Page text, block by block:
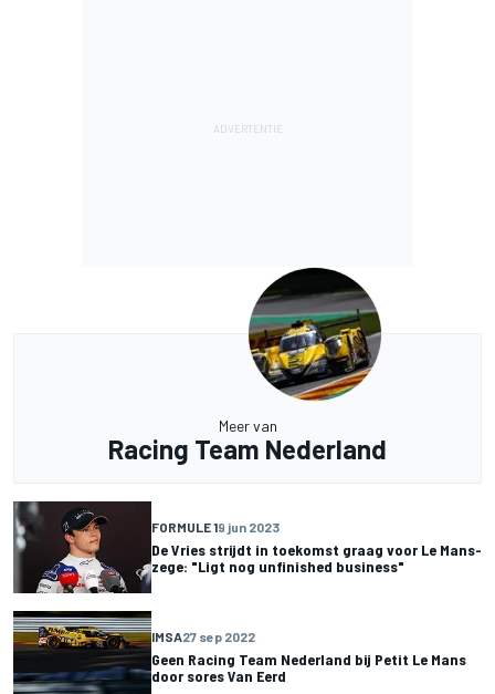
Meer van
Racing Team Nederland
FORMULE 19 jun 2023
De Vries strijdt in toekomst graag voor Le Mans-
zege: "Ligt nog unfinished business"
IMSA27 sep 2022
Geen Racing Team Nederland bij Petit Le Mans
door sores Van Eerd